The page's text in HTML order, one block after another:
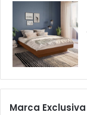
Marca Exclusiva